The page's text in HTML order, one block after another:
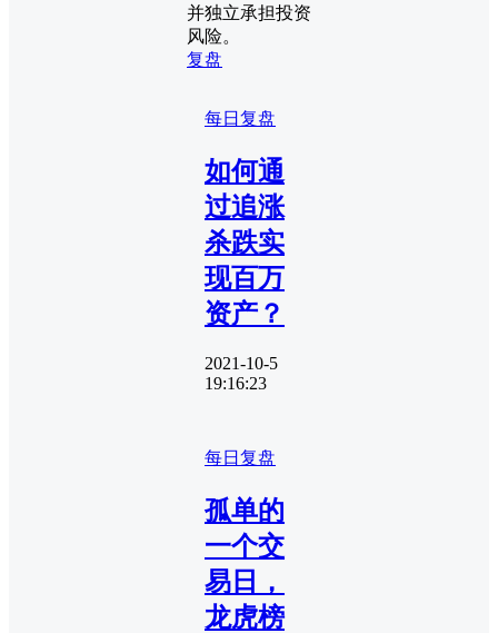
并独立承担投资
风险。
复盘
每日复盘
如何通
过追涨
杀跌实
现百万
资产？
2021-10-5
19:16:23
每日复盘
孤单的
一个交
易日，
龙虎榜